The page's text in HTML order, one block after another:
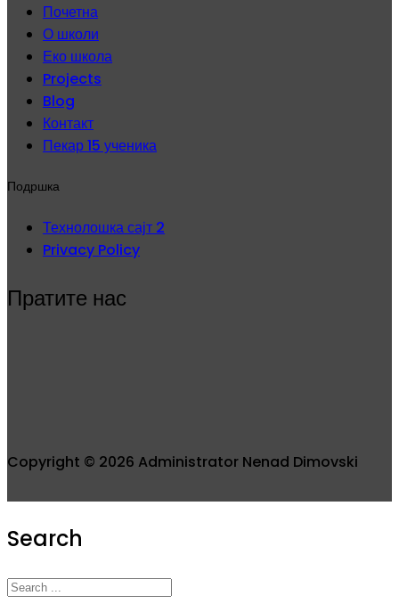
Почетна
О школи
Еко школа
Projects
Blog
Контакт
Пекар 15 ученика
Подршка
Технолошка сајт 2
Privacy Policy
Пратите нас
Copyright © 2026 Administrator Nenad Dimovski
Search